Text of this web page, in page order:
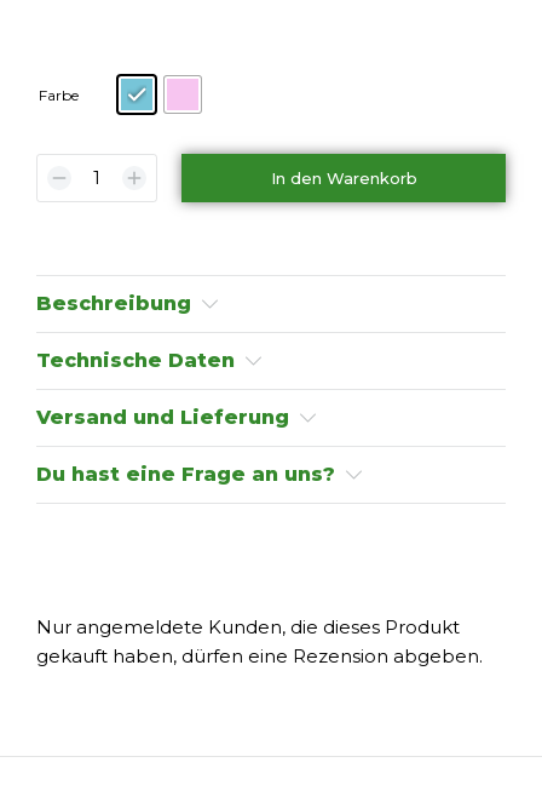
Farbe
In den Warenkorb
Beschreibung
Technische Daten
Versand und Lieferung
Du hast eine Frage an uns?
Nur angemeldete Kunden, die dieses Produkt
gekauft haben, dürfen eine Rezension abgeben.